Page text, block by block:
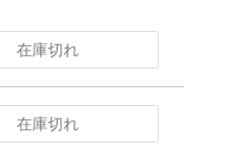
在庫切れ
在庫切れ